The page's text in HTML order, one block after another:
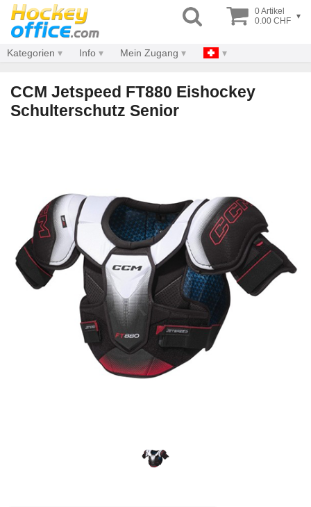
0 Artikel
0.00 CHF ▾
Kategorien Info Mein Zugang
CCM Jetspeed FT880 Eishockey
Schulterschutz Senior